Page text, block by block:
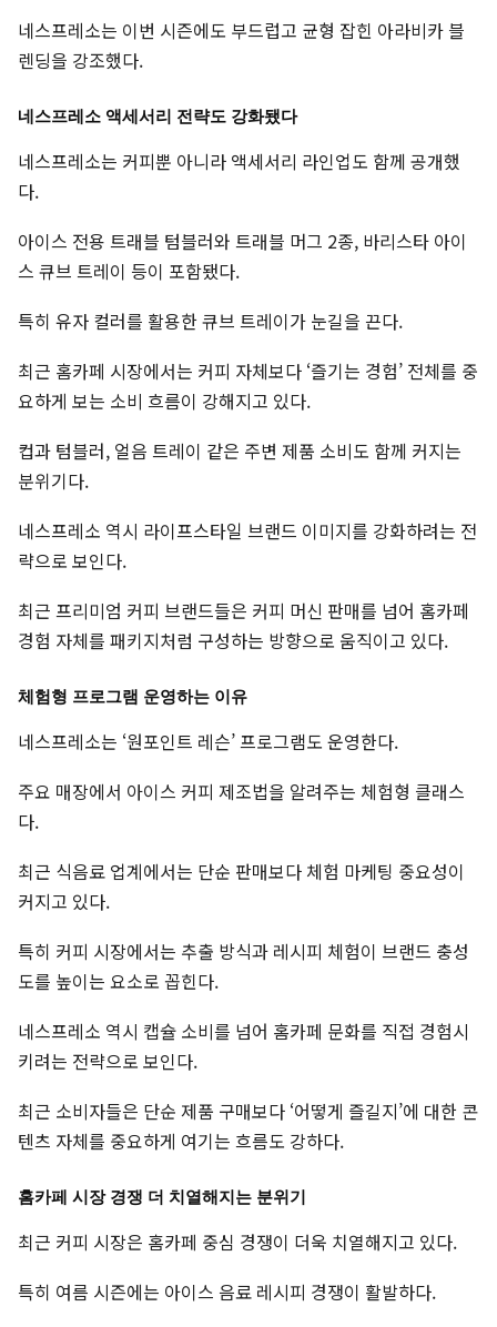
네스프레소는 이번 시즌에도 부드럽고 균형 잡힌 아라비카 블
렌딩을 강조했다.
네스프레소 액세서리 전략도 강화됐다
네스프레소는 커피뿐 아니라 액세서리 라인업도 함께 공개했
다.
아이스 전용 트래블 텀블러와 트래블 머그 2종, 바리스타 아이
스 큐브 트레이 등이 포함됐다.
특히 유자 컬러를 활용한 큐브 트레이가 눈길을 끈다.
최근 홈카페 시장에서는 커피 자체보다 ‘즐기는 경험’ 전체를 중
요하게 보는 소비 흐름이 강해지고 있다.
컵과 텀블러, 얼음 트레이 같은 주변 제품 소비도 함께 커지는
분위기다.
네스프레소 역시 라이프스타일 브랜드 이미지를 강화하려는 전
략으로 보인다.
최근 프리미엄 커피 브랜드들은 커피 머신 판매를 넘어 홈카페
경험 자체를 패키지처럼 구성하는 방향으로 움직이고 있다.
체험형 프로그램 운영하는 이유
네스프레소는 ‘원포인트 레슨’ 프로그램도 운영한다.
주요 매장에서 아이스 커피 제조법을 알려주는 체험형 클래스
다.
최근 식음료 업계에서는 단순 판매보다 체험 마케팅 중요성이
커지고 있다.
특히 커피 시장에서는 추출 방식과 레시피 체험이 브랜드 충성
도를 높이는 요소로 꼽힌다.
네스프레소 역시 캡슐 소비를 넘어 홈카페 문화를 직접 경험시
키려는 전략으로 보인다.
최근 소비자들은 단순 제품 구매보다 ‘어떻게 즐길지’에 대한 콘
텐츠 자체를 중요하게 여기는 흐름도 강하다.
홈카페 시장 경쟁 더 치열해지는 분위기
최근 커피 시장은 홈카페 중심 경쟁이 더욱 치열해지고 있다.
특히 여름 시즌에는 아이스 음료 레시피 경쟁이 활발하다.